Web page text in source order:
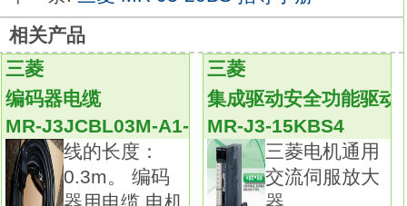
脉冲串和模拟量输入作为通用接口。
可以选择位置，转速和转矩控制模式。
使用先进的调谐功能，如先进的振动抑制控制
和自适应滤波器Ⅱ，
极大地提高了机器的性能MR-J3-10BS
MR-J3，您的合作伙伴。
更高的性能，更多的功能，使用更加便捷。
业界性能最高。
相关产品
三菱
编码器电缆
MR-J3JCBL03M-A1-L
线的长度：
0.3m。 编码
器用电缆 电机
三菱
集成驱动安全功能驱动
MR-J3-15KBS4
三菱电机通用
交流伺服放大
器